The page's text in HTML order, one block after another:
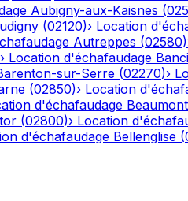
Aubigny-aux-Kaisnes (
(02120)› Location
Autreppes (02580)
› Location d'échafaudage
sur-Serre (02270)›
(02850)› Location
d'échafaudage
(02800)› Location
d'échafaudage Bellenglise (